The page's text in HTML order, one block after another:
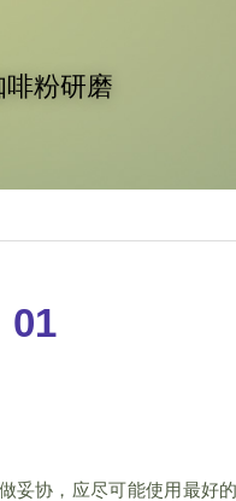
粉研磨
01
妥协，应尽可能使用最好